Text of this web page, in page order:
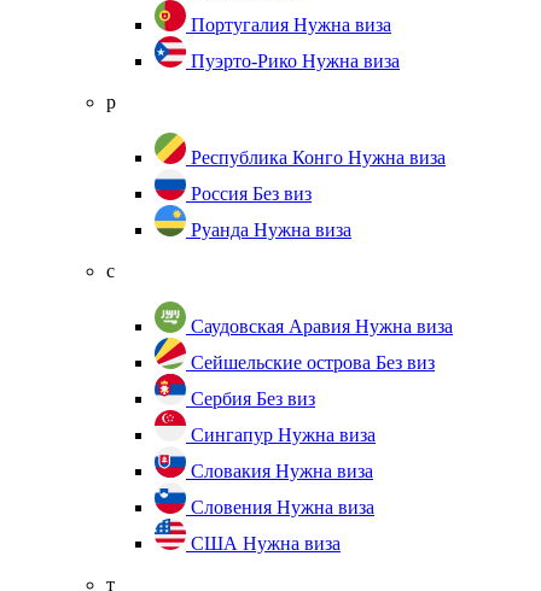
Португалия Нужна виза
Пуэрто-Рико Нужна виза
р
Республика Конго Нужна виза
Россия Без виз
Руанда Нужна виза
с
Саудовская Аравия Нужна виза
Сейшельские острова Без виз
Сербия Без виз
Сингапур Нужна виза
Словакия Нужна виза
Словения Нужна виза
США Нужна виза
т